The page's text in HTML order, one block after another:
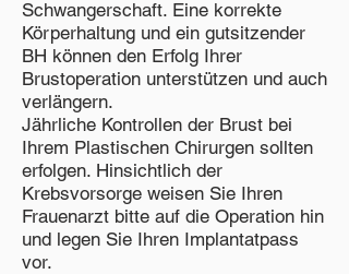
Schwangerschaft. Eine korrekte
Körperhaltung und ein gutsitzender
BH können den Erfolg Ihrer
Brustoperation unterstützen und auch
verlängern.
Jährliche Kontrollen der Brust bei
Ihrem Plastischen Chirurgen sollten
erfolgen. Hinsichtlich der
Krebsvorsorge weisen Sie Ihren
Frauenarzt bitte auf die Operation hin
und legen Sie Ihren Implantatpass
vor.